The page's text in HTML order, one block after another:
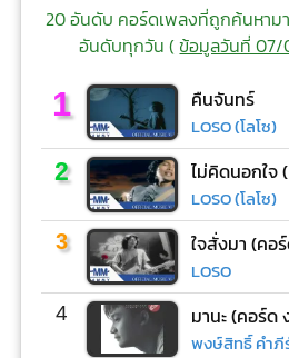
20 อันดับ คอร์ดเพลงที่ถูกค้นหาม
อันดับทุกวัน (ข้อมูลวันที่ 07/
1 คืนจันทร์
LOSO (โลโซ)
2 ไม่คิดนอกใจ
LOSO (โลโซ)
3 ใจสั่งมา (คอ
LOSO
4 มานะ (คอร์ด
พงษ์สิทธิ์ คำภี